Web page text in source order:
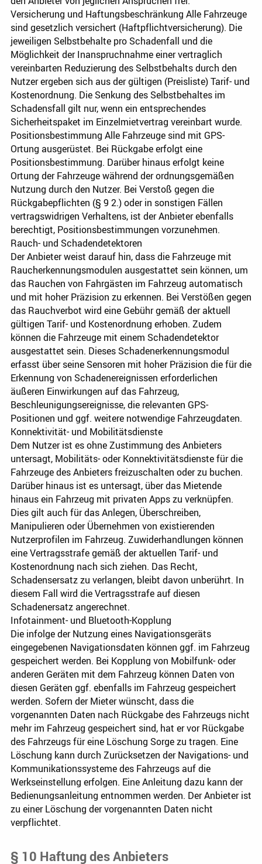
Versicherung und Haftungsbeschränkung Alle Fahrzeuge
sind gesetzlich versichert (Haftpflichtversicherung). Die
jeweiligen Selbstbehalte pro Schadenfall und die
Möglichkeit der Inanspruchnahme einer vertraglich
vereinbarten Reduzierung des Selbstbehalts durch den
Nutzer ergeben sich aus der gültigen (Preisliste) Tarif- und
Kostenordnung. Die Senkung des Selbstbehaltes im
Schadensfall gilt nur, wenn ein entsprechendes
Sicherheitspaket im Einzelmietvertrag vereinbart wurde.
Positionsbestimmung Alle Fahrzeuge sind mit GPS-
Ortung ausgerüstet. Bei Rückgabe erfolgt eine
Positionsbestimmung. Darüber hinaus erfolgt keine
Ortung der Fahrzeuge während der ordnungsgemäßen
Nutzung durch den Nutzer. Bei Verstoß gegen die
Rückgabepflichten (§ 9 2.) oder in sonstigen Fällen
vertragswidrigen Verhaltens, ist der Anbieter ebenfalls
berechtigt, Positionsbestimmungen vorzunehmen.
Rauch- und Schadendetektoren
Der Anbieter weist darauf hin, dass die Fahrzeuge mit
Raucherkennungsmodulen ausgestattet sein können, um
das Rauchen von Fahrgästen im Fahrzeug automatisch
und mit hoher Präzision zu erkennen. Bei Verstößen gegen
das Rauchverbot wird eine Gebühr gemäß der aktuell
gültigen Tarif- und Kostenordnung erhoben. Zudem
können die Fahrzeuge mit einem Schadendetektor
ausgestattet sein. Dieses Schadenerkennungsmodul
erfasst über seine Sensoren mit hoher Präzision die für die
Erkennung von Schadenereignissen erforderlichen
äußeren Einwirkungen auf das Fahrzeug,
Beschleunigungsereignisse, die relevanten GPS-
Positionen und ggf. weitere notwendige Fahrzeugdaten.
Konnektivität- und Mobilitätsdienste
Dem Nutzer ist es ohne Zustimmung des Anbieters
untersagt, Mobilitäts- oder Konnektivitätsdienste für die
Fahrzeuge des Anbieters freizuschalten oder zu buchen.
Darüber hinaus ist es untersagt, über das Mietende
hinaus ein Fahrzeug mit privaten Apps zu verknüpfen.
Dies gilt auch für das Anlegen, Überschreiben,
Manipulieren oder Übernehmen von existierenden
Nutzerprofilen im Fahrzeug. Zuwiderhandlungen können
eine Vertragsstrafe gemäß der aktuellen Tarif- und
Kostenordnung nach sich ziehen. Das Recht,
Schadensersatz zu verlangen, bleibt davon unberührt. In
diesem Fall wird die Vertragsstrafe auf diesen
Schadenersatz angerechnet.
Infotainment- und Bluetooth-Kopplung
Die infolge der Nutzung eines Navigationsgeräts
eingegebenen Navigationsdaten können ggf. im Fahrzeug
gespeichert werden. Bei Kopplung von Mobilfunk- oder
anderen Geräten mit dem Fahrzeug können Daten von
diesen Geräten ggf. ebenfalls im Fahrzeug gespeichert
werden. Sofern der Mieter wünscht, dass die
vorgenannten Daten nach Rückgabe des Fahrzeugs nicht
mehr im Fahrzeug gespeichert sind, hat er vor Rückgabe
des Fahrzeugs für eine Löschung Sorge zu tragen. Eine
Löschung kann durch Zurücksetzen der Navigations- und
Kommunikationssysteme des Fahrzeugs auf die
Werkseinstellung erfolgen. Eine Anleitung dazu kann der
Bedienungsanleitung entnommen werden. Der Anbieter ist
zu einer Löschung der vorgenannten Daten nicht
verpflichtet.
§ 10 Haftung des Anbieters